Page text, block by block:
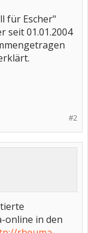
für Escher"
seit 01.01.2004
#2
online in den